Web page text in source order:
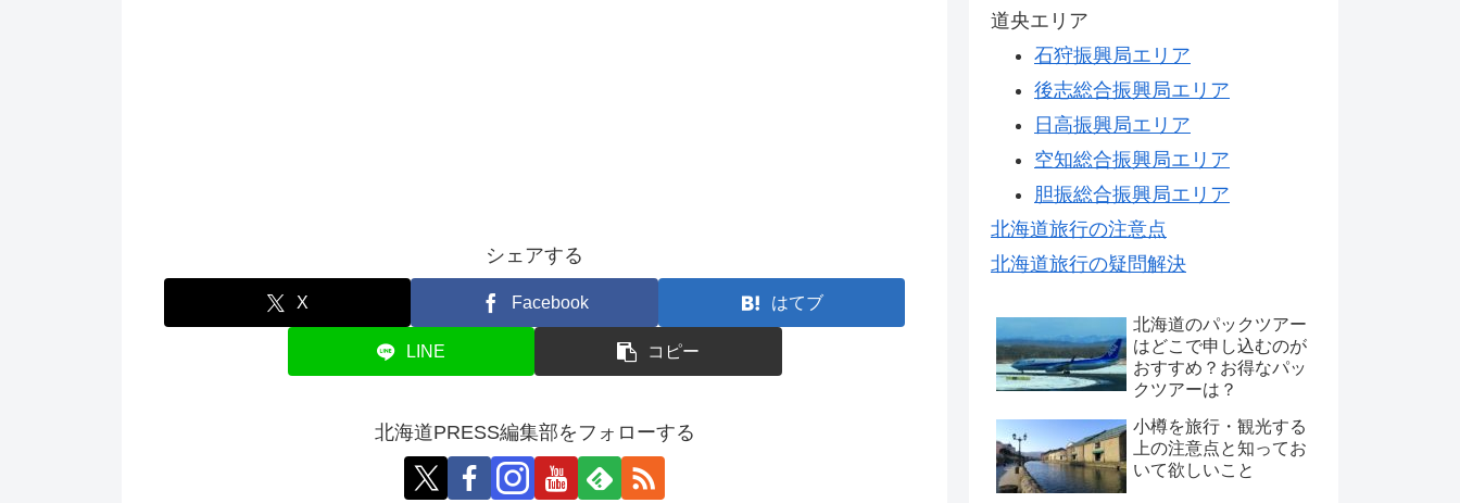
シェアする
X Facebook はてブ
LINE コピー
北海道PRESS編集部をフォローする
道央エリア
石狩振興局エリア
後志総合振興局エリア
日高振興局エリア
空知総合振興局エリア
胆振総合振興局エリア
北海道旅行の注意点
北海道旅行の疑問解決
北海道のパックツアー
はどこで申し込むのが
おすすめ？お得なパッ
クツアーは？
小樽を旅行・観光する
上の注意点と知ってお
いて欲しいこと